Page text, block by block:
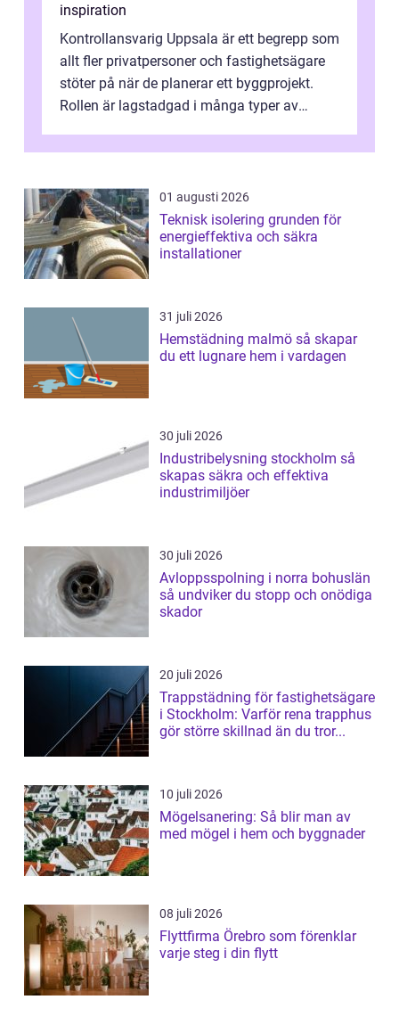
inspiration
Kontrollansvarig Uppsala är ett begrepp som
allt fler privatpersoner och fastighetsägare
stöter på när de planerar ett byggprojekt.
Rollen är lagstadgad i många typer av
01 augusti 2026
Teknisk isolering grunden för
energieffektiva och säkra
installationer
31 juli 2026
Hemstädning malmö så skapar
du ett lugnare hem i vardagen
30 juli 2026
Industribelysning stockholm så
skapas säkra och effektiva
industrimiljöer
30 juli 2026
Avloppsspolning i norra bohuslän
så undviker du stopp och onödiga
skador
20 juli 2026
Trappstädning för fastighetsägare
i Stockholm: Varför rena trapphus
gör större skillnad än du tror...
10 juli 2026
Mögelsanering: Så blir man av
med mögel i hem och byggnader
08 juli 2026
Flyttfirma Örebro som förenklar
varje steg i din flytt